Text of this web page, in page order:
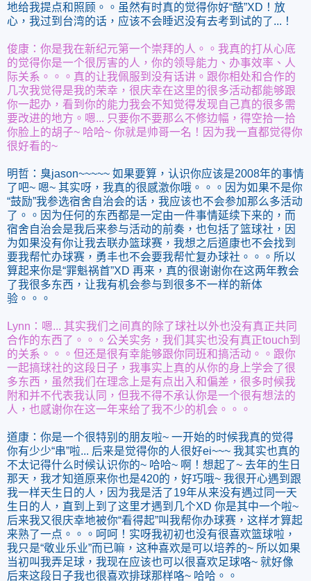
地给我提点和照顾。。虽然有时真的觉得你好“酷”XD！放
心，我过到台湾的话，应该不会睡迟没有去考到试的了...！
俊康：你是我在新纪元第一个崇拜的人。。我真的打从心底
的觉得你是一个很厉害的人，你的领导能力、办事效率、人
际关系。。。真的让我佩服到没有话讲。跟你相处和合作的
几次我觉得是我的荣幸，很庆幸在这里的很多活动都能够跟
你一起办，看到你的能力我会不知觉得发现自己真的很多需
要改进的地方。嗯... 只要你不要那么不修边幅，得空拾一拾
你脸上的胡子~ 哈哈~ 你就是帅哥一名！因为我一直都觉得你
很好看的~
明哲：臭jason~~~~~ 如果要算，认识你应该是2008年的事情
了吧~ 嗯~ 其实呀，我真的很感激你哦。。。因为如果不是你
“鼓励”我参选宿舍自治会的话，我应该也不会参加那么多活动
了。。因为任何的东西都是一定由一件事情延续下来的，而
宿舍自治会是我后来参与活动的前奏，也包括了篮球社，因
为如果没有你让我去联办篮球赛，我想之后道康也不会找到
要我帮忙办球赛，勇丰也不会要我帮忙复办球社。。。所以
算起来你是“罪魁祸首”XD 再来，真的很谢谢你在这两年教会
了我很多东西，让我有机会参与到很多不一样的新体
验。。。
Lynn：嗯... 其实我们之间真的除了球社以外也没有真正共同
合作的东西了。。。公关实务，我们其实也没有真正touch到
的关系。。。但还是很有幸能够跟你同班和搞活动。。跟你
一起搞球社的这段日子，我事实上真的从你的身上学会了很
多东西，虽然我们在理念上是有点出入和偏差，很多时候我
附和并不代表我认同，但我不得不承认你是一个很有想法的
人，也感谢你在这一年来给了我不少的机会。。。
道康：你是一个很特别的朋友啦~ 一开始的时候我真的觉得
你有少少“串”啦... 后来是觉得你的人很好ei~~~ 我其实也真的
不太记得什么时候认识你的~ 哈哈~ 啊！想起了~ 去年的生日
那天，我才知道原来你也是420的，好巧哦~ 我很开心遇到跟
我一样天生日的人，因为我是活了19年从来没有遇过同一天
生日的人，直到上到了这里才遇到几个XD 你是其中一个啦~
后来我又很庆幸地被你“看得起”叫我帮你办球赛，这样才算起
来熟了一点。。。呵呵！实呀我初初也没有很喜欢篮球啦，
我只是“敬业乐业”而已嘛，这种喜欢是可以培养的~ 所以如果
当初叫我弄足球，我现在应该也可以很喜欢足球咯~ 就好像
后来这段日子我也很喜欢排球那样咯~ 哈哈。。